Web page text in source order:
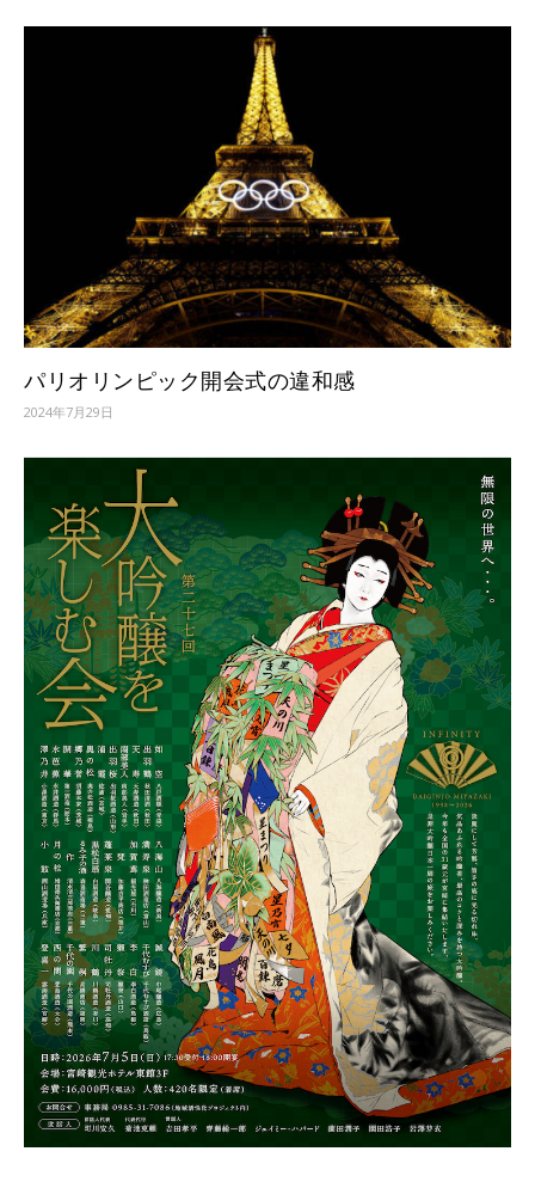
パリオリンピック開会式の違和感
2024年7月29日